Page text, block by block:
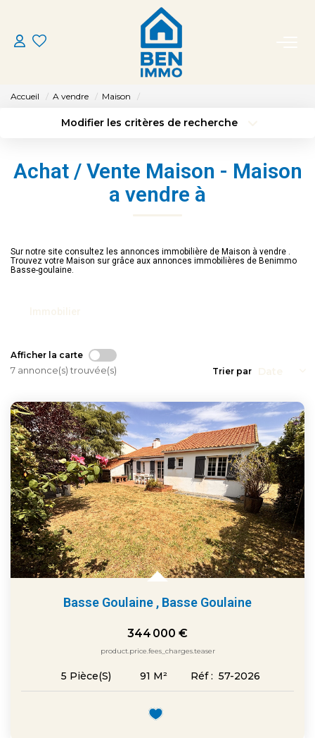
ACHETER
MON AGENCE
Accueil A vendre Maison
Modifier les critères de recherche
Sélectionnez...
Type de bien
Surface min
Créer une alerte
Achat / Vente Maison - Maison
a vendre à
Sur notre site consultez les annonces immobilière de Maison à vendre .
Trouvez votre Maison sur grâce aux annonces immobilières de Benimmo
Basse-goulaine.
Afficher la carte
7 annonce(s) trouvée(s) Trier par
Basse Goulaine , Basse Goulaine
344 000 €
product.price.fees_charges.teaser
5 Pièce(s) 91 M² Réf : 57-2026